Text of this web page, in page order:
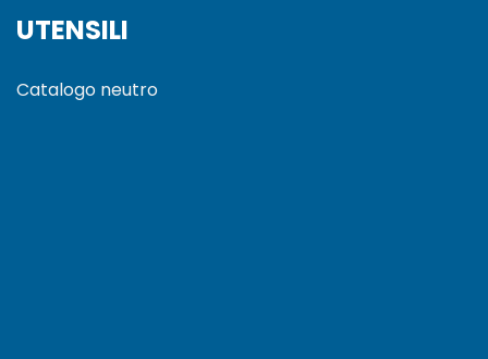
UTENSILI
Catalogo neutro